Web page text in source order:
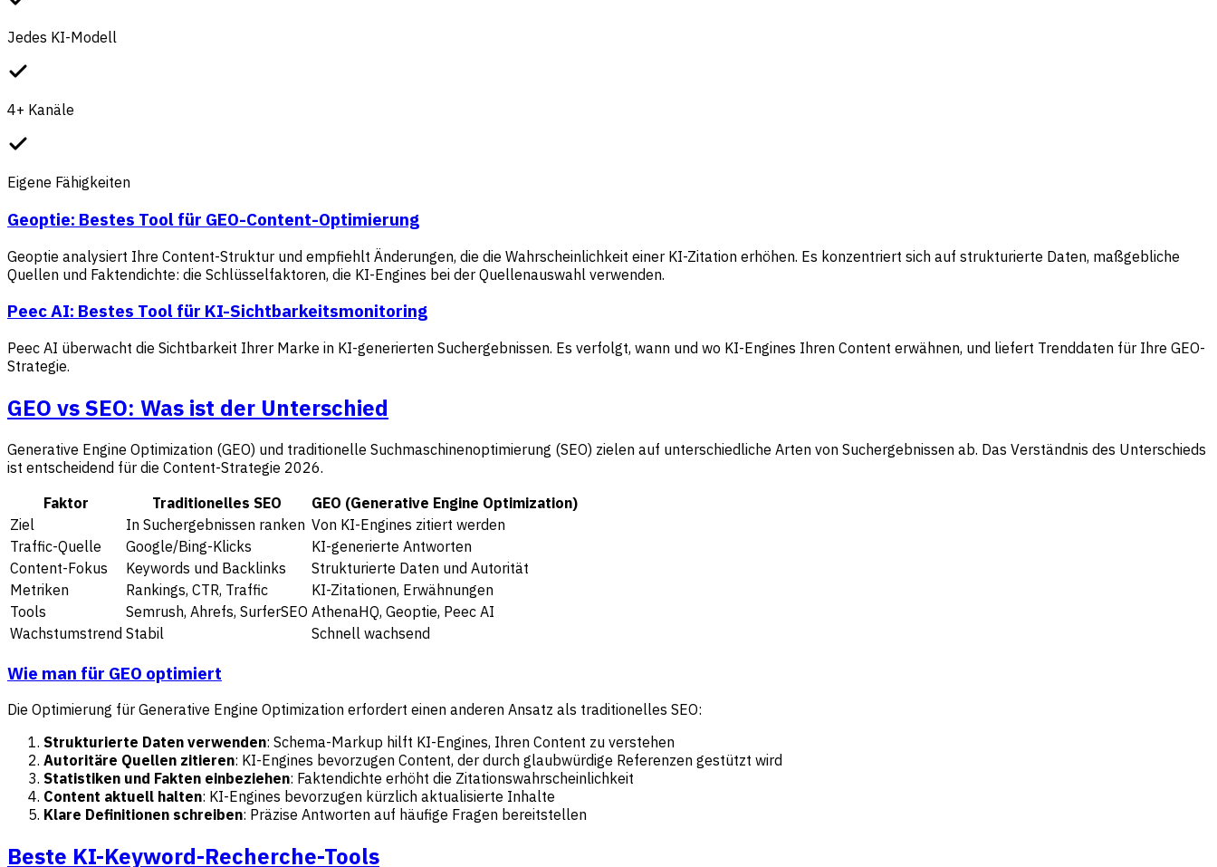
Jedes KI-Modell
4+ Kanäle
Eigene Fähigkeiten
Geoptie: Bestes Tool für GEO-Content-Optimierung
Geoptie analysiert Ihre Content-Struktur und empfiehlt Änderungen, die die Wahrscheinlichkeit einer KI-Zitation erhöhen. Es konzentriert sich auf strukturierte Daten, maßgebliche
Quellen und Faktendichte: die Schlüsselfaktoren, die KI-Engines bei der Quellenauswahl verwenden.
Peec AI: Bestes Tool für KI-Sichtbarkeitsmonitoring
Peec AI überwacht die Sichtbarkeit Ihrer Marke in KI-generierten Suchergebnissen. Es verfolgt, wann und wo KI-Engines Ihren Content erwähnen, und liefert Trenddaten für Ihre GEO-
Strategie.
GEO vs SEO: Was ist der Unterschied
Generative Engine Optimization (GEO) und traditionelle Suchmaschinenoptimierung (SEO) zielen auf unterschiedliche Arten von Suchergebnissen ab. Das Verständnis des Unterschieds
ist entscheidend für die Content-Strategie 2026.
Faktor
Traditionelles SEO
GEO (Generative Engine Optimization)
Ziel
In Suchergebnissen ranken Von KI-Engines zitiert werden
Traffic-Quelle
Google/Bing-Klicks
KI-generierte Antworten
Content-Fokus
Keywords und Backlinks
Strukturierte Daten und Autorität
Metriken
Rankings, CTR, Traffic
KI-Zitationen, Erwähnungen
Tools
Semrush, Ahrefs, SurferSEO AthenaHQ, Geoptie, Peec AI
Wachstumstrend Stabil Schnell wachsend
Wie man für GEO optimiert
Die Optimierung für Generative Engine Optimization erfordert einen anderen Ansatz als traditionelles SEO:
Strukturierte Daten verwenden: Schema-Markup hilft KI-Engines, Ihren Content zu verstehen
Autoritäre Quellen zitieren: KI-Engines bevorzugen Content, der durch glaubwürdige Referenzen gestützt wird
Statistiken und Fakten einbeziehen: Faktendichte erhöht die Zitationswahrscheinlichkeit
Content aktuell halten: KI-Engines bevorzugen kürzlich aktualisierte Inhalte
Klare Definitionen schreiben: Präzise Antworten auf häufige Fragen bereitstellen
Beste KI-Keyword-Recherche-Tools